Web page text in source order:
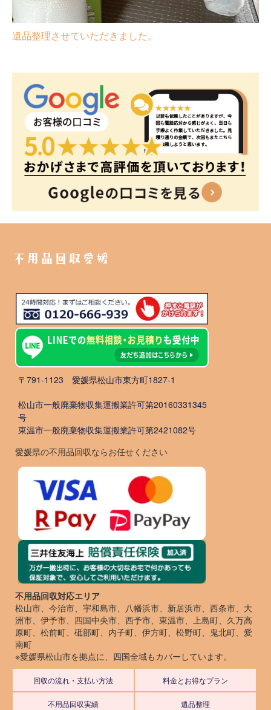
遺品整理させていただきました。
不用品回収愛媛
〒791-1123 愛媛県松山市東方町1827-1
松山市一般廃棄物収集運搬業許可第20160331345
号
東温市一般廃棄物収集運搬業許可第2421082号
愛媛県の不用品回収ならお任せください
不用品回収対応エリア
松山市、今治市、宇和島市、八幡浜市、新居浜市、西条市、大
洲市、伊予市、四国中央市、西予市、東温市、上島町、久万高
原町、松前町、砥部町、内子町、伊方町、松野町、鬼北町、愛
南町
※愛媛県松山市を拠点に、四国全域もカバーしています。
回収の流れ・支払い方法 料金とお得なプラン
不用品回収実績 遺品整理